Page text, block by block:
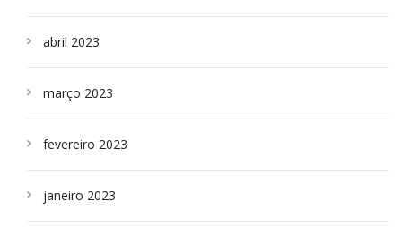
abril 2023
março 2023
fevereiro 2023
janeiro 2023